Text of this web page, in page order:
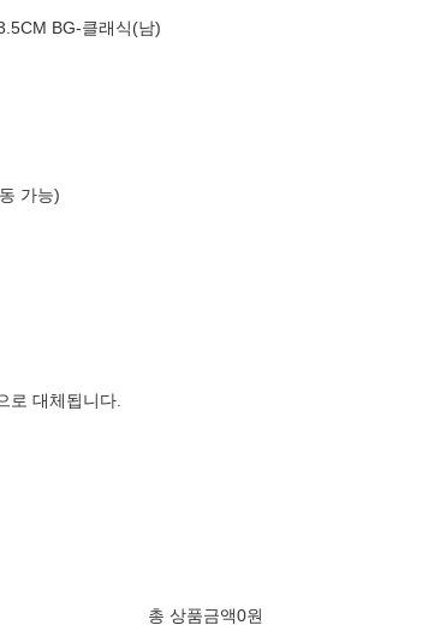
BG-클래식(남)
가능)
로 대체됩니다.
총 상품금액0원